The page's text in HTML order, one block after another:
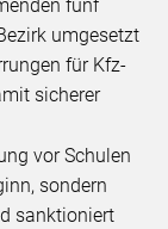
fünf
umgesetzt
für Kfz-
sicherer
vor Schulen
sondern
sanktioniert